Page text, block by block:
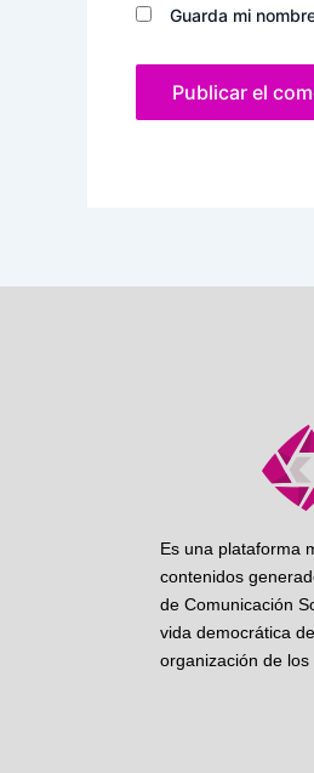
Guarda mi
Es una plataforma
contenidos
de Comunicación
vida democrática
organización de